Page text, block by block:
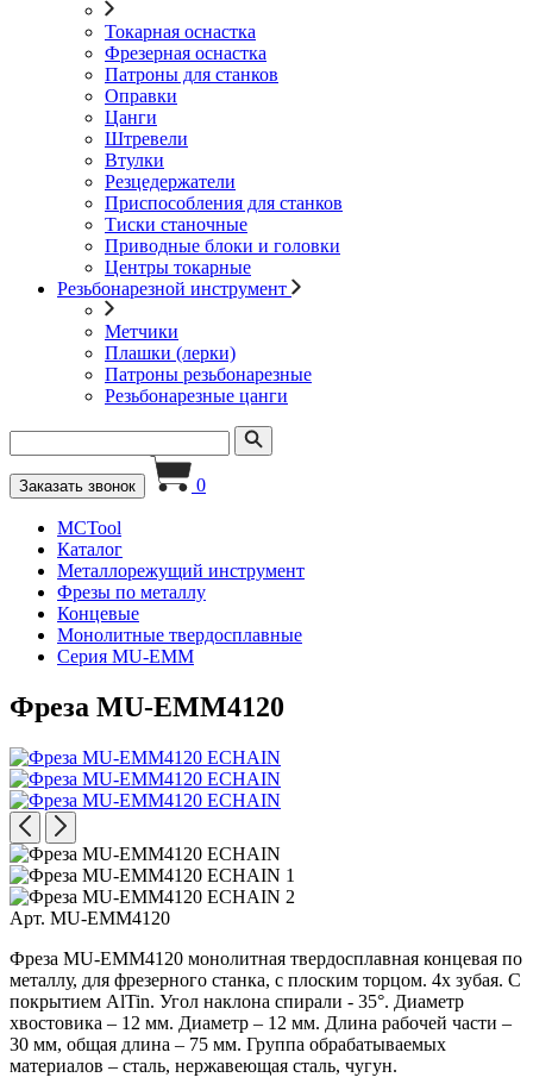
Токарная оснастка
Фрезерная оснастка
Патроны для станков
Оправки
Цанги
Штревели
Втулки
Резцедержатели
Приспособления для станков
Тиски станочные
Приводные блоки и головки
Центры токарные
Резьбонарезной инструмент
Метчики
Плашки (лерки)
Патроны резьбонарезные
Резьбонарезные цанги
Заказать звонок 0
MCTool
Каталог
Металлорежущий инструмент
Фрезы по металлу
Концевые
Монолитные твердосплавные
Серия MU-EMM
Фреза MU-EMM4120
Арт. MU-EMM4120
Фреза MU-EMM4120 монолитная твердосплавная концевая по
металлу, для фрезерного станка, с плоским торцом. 4х зубая. С
покрытием AlTin. Угол наклона спирали - 35°. Диаметр
хвостовика – 12 мм. Диаметр – 12 мм. Длина рабочей части –
30 мм, общая длина – 75 мм. Группа обрабатываемых
материалов – сталь, нержавеющая сталь, чугун.